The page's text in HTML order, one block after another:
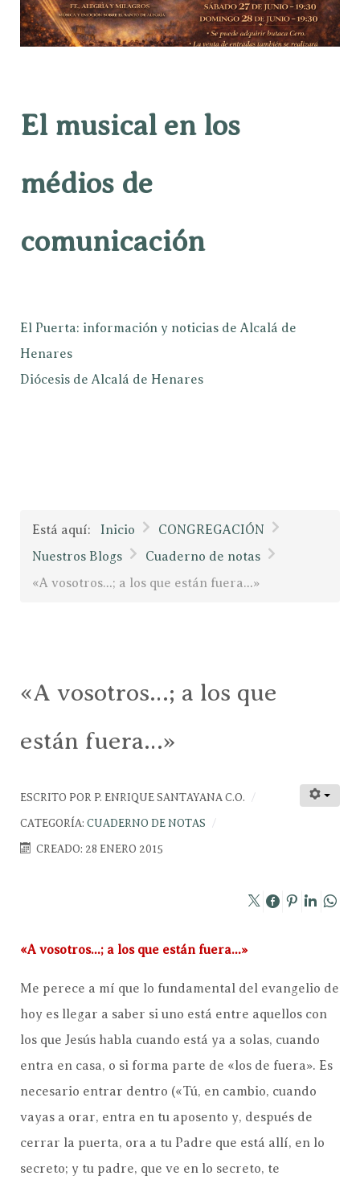
El musical en los
médios de
comunicación
El Puerta: información y noticias de Alcalá de
Henares
Diócesis de Alcalá de Henares
Está aquí: Inicio
CONGREGACIÓN
Nuestros Blogs
Cuaderno de notas
«A vosotros…; a los que están fuera…»
«A vosotros…; a los que
están fuera…»
ESCRITO POR P. ENRIQUE SANTAYANA C.O.
CATEGORÍA: CUADERNO DE NOTAS
CREADO: 28 ENERO 2015
«A vosotros…; a los que están fuera…»
Me perece a mí que lo fundamental del evangelio de
hoy es llegar a saber si uno está entre aquellos con
los que Jesús habla cuando está ya a solas, cuando
entra en casa, o si forma parte de «los de fuera». Es
necesario entrar dentro («Tú, en cambio, cuando
vayas a orar, entra en tu aposento y, después de
cerrar la puerta, ora a tu Padre que está allí, en lo
secreto; y tu padre, que ve en lo secreto, te